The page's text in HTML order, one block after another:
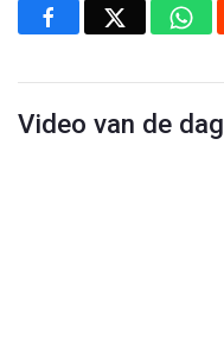
Video van de dag